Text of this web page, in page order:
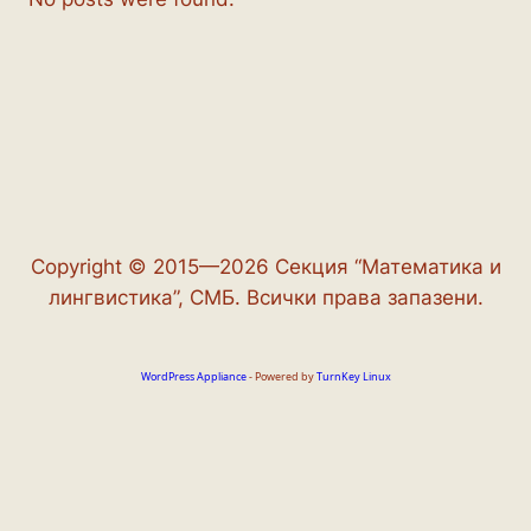
Copyright © 2015—2026 Секция “Математика и
лингвистика”, СМБ. Всички права запазени.
WordPress Appliance- Powered byTurnKey Linux